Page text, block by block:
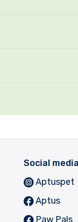
Social
Aptuspet
Aptus
Paw Pals